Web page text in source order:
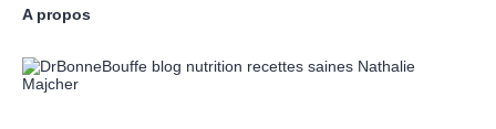
A propos